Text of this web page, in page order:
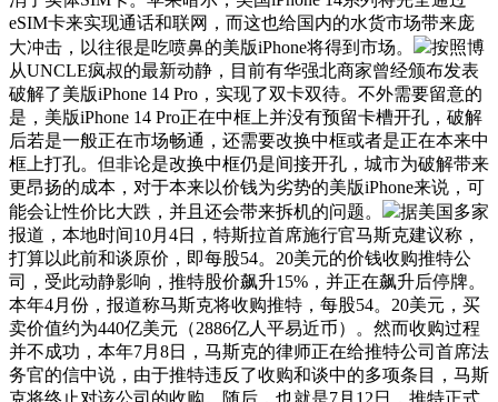
eSIM卡来实现通话和联网，而这也给国内的水货市场带来庞
大冲击，以往很是吃喷鼻的美版iPhone将得到市场。
按照博
从UNCLE疯叔的最新动静，目前有华强北商家曾经颁布发表
破解了美版iPhone 14 Pro，实现了双卡双待。不外需要留意的
是，美版iPhone 14 Pro正在中框上并没有预留卡槽开孔，破解
后若是一般正在市场畅通，还需要改换中框或者是正在本来中
框上打孔。但非论是改换中框仍是间接开孔，城市为破解带来
更昂扬的成本，对于本来以价钱为劣势的美版iPhone来说，可
能会让性价比大跌，并且还会带来拆机的问题。
据美国多家
报道，本地时间10月4日，特斯拉首席施行官马斯克建议称，
打算以此前和谈原价，即每股54。20美元的价钱收购推特公
司，受此动静影响，推特股价飙升15%，并正在飙升后停牌。
本年4月份，报道称马斯克将收购推特，每股54。20美元，买
卖价值约为440亿美元（2886亿人平易近币）。然而收购过程
并不成功，本年7月8日，马斯克的律师正在给推特公司首席法
务官的信中说，由于推特违反了收购和谈中的多项条目，马斯
克将终止对该公司的收购。随后，也就是7月12日，推特正式